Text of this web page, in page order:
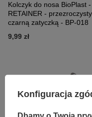
Kolczyk do nosa BioPlast -
RETAINER -
czarną zatyczką - BP-018
9,99 zł
Konfiguracja